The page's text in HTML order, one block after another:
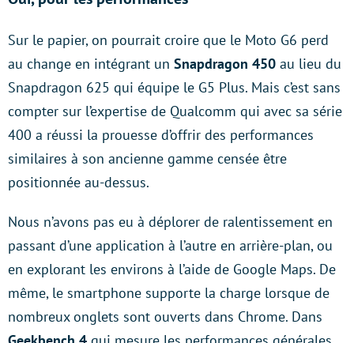
Sur le papier, on pourrait croire que le Moto G6 perd
au change en intégrant un Snapdragon 450 au lieu du
Snapdragon 625 qui équipe le G5 Plus. Mais c’est sans
compter sur l’expertise de Qualcomm qui avec sa série
400 a réussi la prouesse d’offrir des performances
similaires à son ancienne gamme censée être
positionnée au-dessus.
Nous n’avons pas eu à déplorer de ralentissement en
passant d’une application à l’autre en arrière-plan, ou
en explorant les environs à l’aide de Google Maps. De
même, le smartphone supporte la charge lorsque de
nombreux onglets sont ouverts dans Chrome. Dans